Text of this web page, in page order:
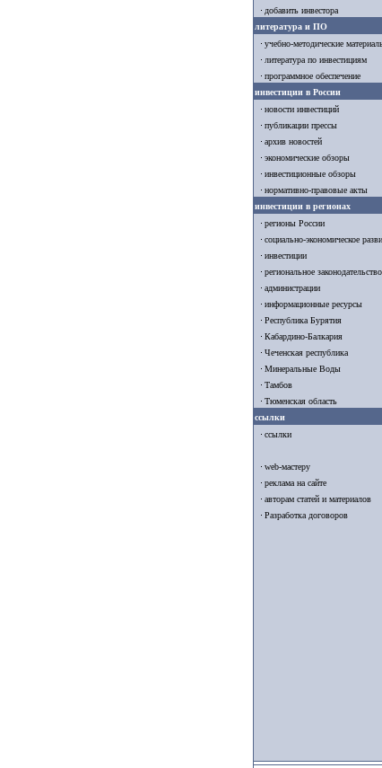
добавить инвестора
литература и ПО
учебно-методические
литература по инвестициям
программное обеспечение
инвестиции в России
новости инвестиций
публикации прессы
архив новостей
экономические обзоры
инвестиционные обзоры
нормативно-правовые акты
инвестиции в регионах
регионы России
социально-экономическое
инвестиции
региональное законодательство
администрации
информационные ресурсы
Республика Бурятия
Кабардино-Балкария
Чеченская республика
Минеральные Воды
Тамбов
Тюменская область
ссылки
ссылки
web-мастеру
реклама на сайте
авторам статей и материалов
Разработка договоров